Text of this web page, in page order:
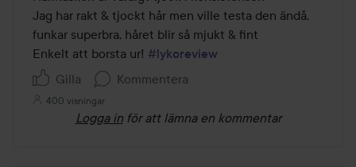
Jag har rakt & tjockt hår men ville testa den ändå,
funkar superbra, håret blir så mjukt & fint
Enkelt att borsta ur! #lykoreview
Gilla
Kommentera
400 visningar
Logga in för att lämna en kommentar